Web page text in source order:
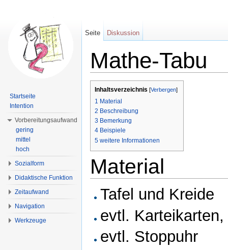
Mathe-Tabu
Inhaltsverzeichnis [Verbergen]
1 Material
2 Beschreibung
3 Bemerkung
4 Beispiele
5 weitere Informationen
Material
Tafel und Kreide
evtl. Karteikarten,
evtl. Stoppuhr
Seite Diskussion
Startseite
Intention
Vorbereitungsaufwand
gering
mittel
hoch
Sozialform
Didaktische Funktion
Zeitaufwand
Navigation
Werkzeuge